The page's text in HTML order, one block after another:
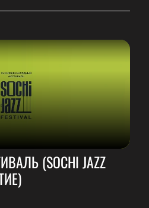
(SOCHI JAZZ